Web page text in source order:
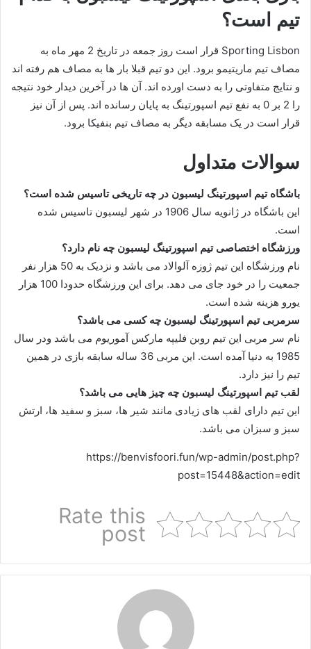
تیم است؟
Sporting Lisbon قرار است روز جمعه در تاریخ 2 مهر ماه به
مصاف تیم ماریتیمو برود. این دو تیم قبلا بار ها به مصاف هم رفته اند
و نتایج متفاوتی را به دست اورده اند. آن ها در آخرین دیدار خود نتیجه
را 2 بر 0 به نفع تیم اسپورتینگ به پایان رسانده اند. پس از آن نیز
قرار است در یک مسابقه دیگر به مصاف تیم بنفیکا برود.
سوالات متداول
باشگاه تیم اسپورتینگ لیسبون در چه تاریخی تاسیس شده است؟
این باشگاه در ژانویه سال 1906 در شهر لیسبون تاسیس شده
است.
ورزشگاه اختصاصی تیم اسپورتینگ لیسبون چه نام دارد؟
نام ورزشگاه این تیم ژوزه آلوالاد می باشد و نزدیک به 50 هزار نفر
جمعیت را در خود جای می دهد. برای این ورزشگاه حدودا 100 هزار
یورو هزینه شده است.
سرمربی تیم اسپورتینگ لیسبون چه کسی می باشد؟
نام سر مربی این تیم روبن فلیپه مارکس آموریوم می باشد ودر سال
1985 به دنیا آمده است. این مربی 36 ساله سابقه بازی در همین
تیم را نیز دارد.
لقب تیم اسپورتینگ لیسبون چه چیز هایی می باشد؟
این تیم دارای لقب های زیادی مانند شیر ها، سبز و سفید ها، ارتش
سبز و سبزان می باشد.
https://benvisfoori.fun/wp-admin/post.php?
post=15448&action=edit
Rate this
post